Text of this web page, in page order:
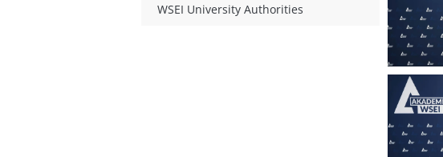
WSEI University Authorities